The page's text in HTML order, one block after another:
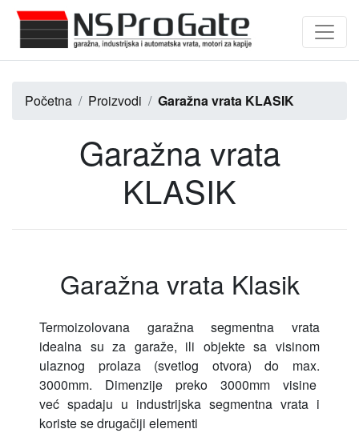
Početna Proizvodi Garažna vrata KLASIK
Garažna vrata
KLASIK
Garažna vrata Klasik
Termoizolovana garažna segmentna vrata
idealna su za garaže, ili objekte sa visinom
ulaznog prolaza (svetlog otvora) do max.
3000mm. Dimenzije preko 3000mm visine
već spadaju u industrijska segmentna vrata i
koriste se drugačiji elementi